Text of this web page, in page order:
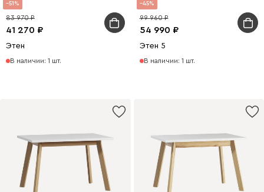
51
41 270
83 970
Этен
В наличии: 1 шт.
45
54 990
99 960
Этен 5
В наличии: 1 шт.